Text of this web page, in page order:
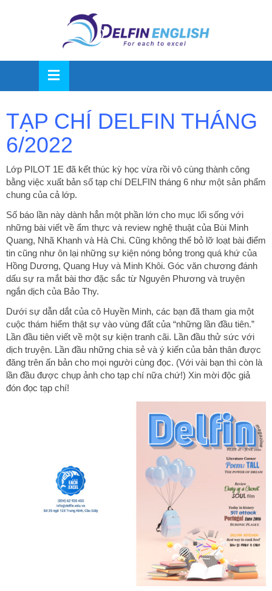
TẠP CHÍ DELFIN THÁNG
6/2022
Lớp PILOT 1E đã kết thúc kỳ học vừa rồi vô cùng thành công
bằng việc xuất bản số tạp chí DELFIN tháng 6 như một sản phẩm
chung của cả lớp.
Số báo lần này dành hẳn một phần lớn cho mục lối sống với
những bài viết về ẩm thực và review nghệ thuật của Bùi Minh
Quang, Nhã Khanh và Hà Chi. Cũng không thể bỏ lỡ loạt bài điểm
tin cũng như ôn lại những sự kiện nóng bỏng trong quá khứ của
Hồng Dương, Quang Huy và Minh Khôi. Góc văn chương đánh
dấu sự ra mắt bài thơ đặc sắc từ Nguyên Phương và truyện
ngắn dịch của Bảo Thy.
Dưới sự dẫn dắt của cô Huyền Minh, các bạn đã tham gia một
cuộc thám hiểm thật sự vào vùng đất của “những lần đầu tiên.”
Lần đầu tiên viết về một sự kiện tranh cãi. Lần đầu thử sức với
dịch truyện. Lần đầu những chia sẻ và ý kiến của bản thân được
đăng trên ấn bản cho mọi người cùng đọc. (Với vài bạn thì còn là
lần đầu được chụp ảnh cho tạp chí nữa chứ!) Xin mời độc giả
đón đọc tạp chí!